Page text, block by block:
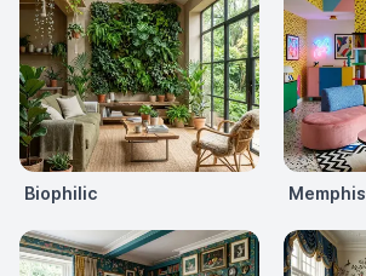
Biophilic Memphis